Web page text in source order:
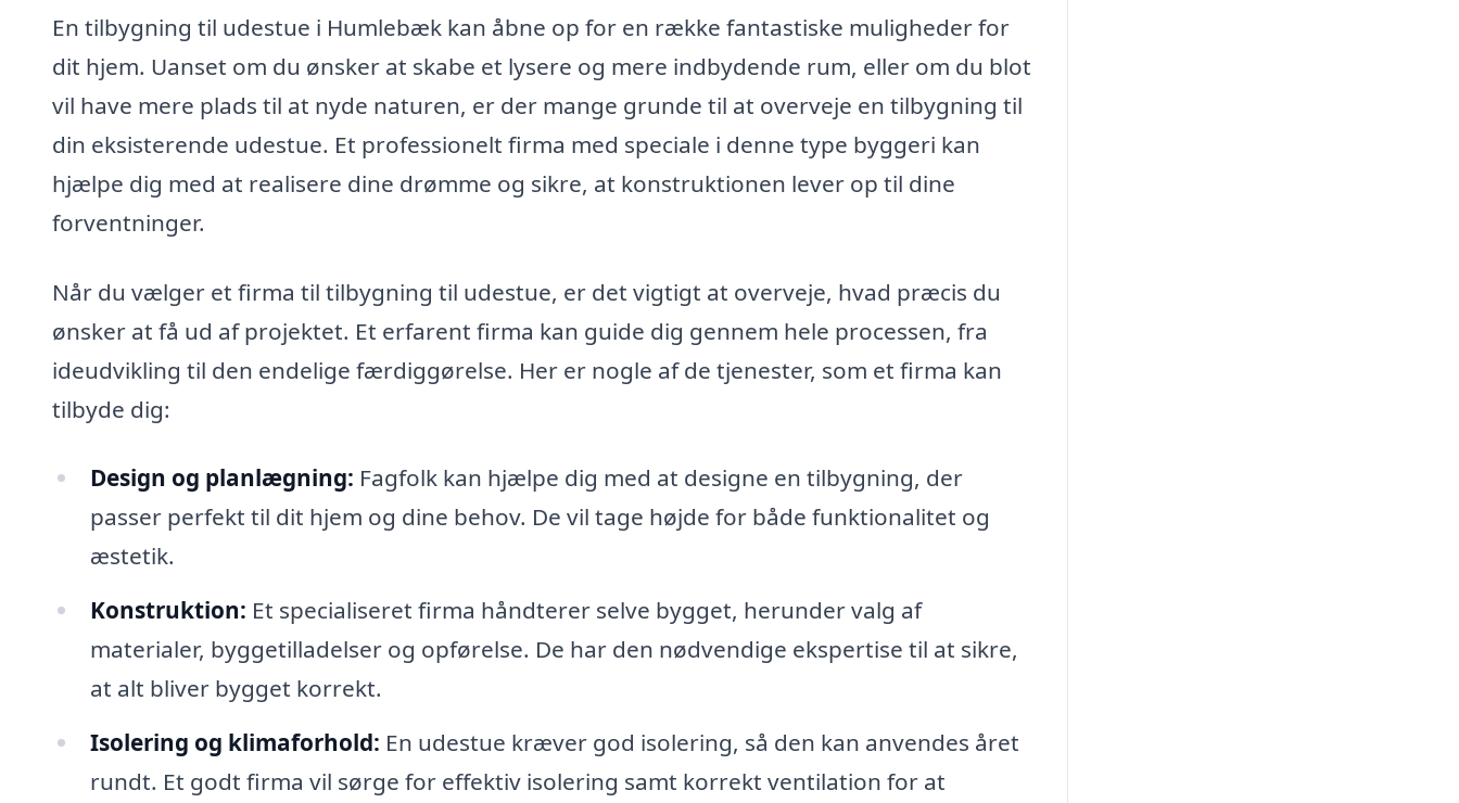
En tilbygning til udestue i Humlebæk kan åbne op for en række fantastiske muligheder for
dit hjem. Uanset om du ønsker at skabe et lysere og mere indbydende rum, eller om du blot
vil have mere plads til at nyde naturen, er der mange grunde til at overveje en tilbygning til
din eksisterende udestue. Et professionelt firma med speciale i denne type byggeri kan
hjælpe dig med at realisere dine drømme og sikre, at konstruktionen lever op til dine
forventninger.
Når du vælger et firma til tilbygning til udestue, er det vigtigt at overveje, hvad præcis du
ønsker at få ud af projektet. Et erfarent firma kan guide dig gennem hele processen, fra
ideudvikling til den endelige færdiggørelse. Her er nogle af de tjenester, som et firma kan
tilbyde dig:
Design og planlægning: Fagfolk kan hjælpe dig med at designe en tilbygning, der
passer perfekt til dit hjem og dine behov. De vil tage højde for både funktionalitet og
æstetik.
Konstruktion: Et specialiseret firma håndterer selve bygget, herunder valg af
materialer, byggetilladelser og opførelse. De har den nødvendige ekspertise til at sikre,
at alt bliver bygget korrekt.
Isolering og klimaforhold: En udestue kræver god isolering, så den kan anvendes året
rundt. Et godt firma vil sørge for effektiv isolering samt korrekt ventilation for at